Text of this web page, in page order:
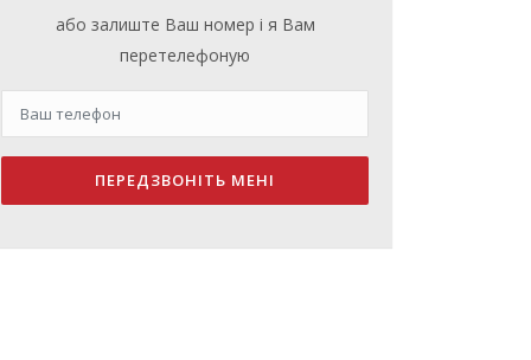
або залиште Ваш номер і я Вам
перетелефоную
ПЕРЕДЗВОНІТЬ МЕНІ